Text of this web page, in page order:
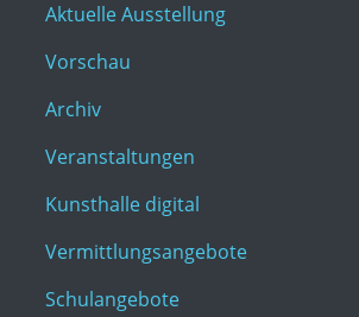
Aktuelle Ausstellung
Vorschau
Archiv
Veranstaltungen
Kunsthalle digital
Vermittlungsangebote
Schulangebote